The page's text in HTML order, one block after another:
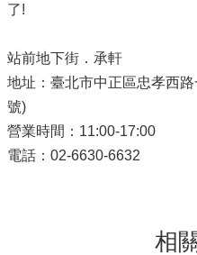
了!
站前地下街．承軒
地址：臺北市中正區忠孝西
號)
營業時間：11:00-17:00
電話：02-6630-6632
相